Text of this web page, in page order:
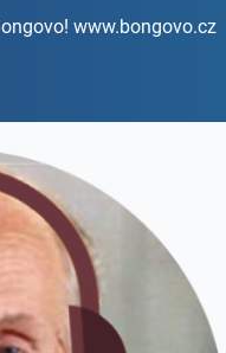
www.bongovo.cz